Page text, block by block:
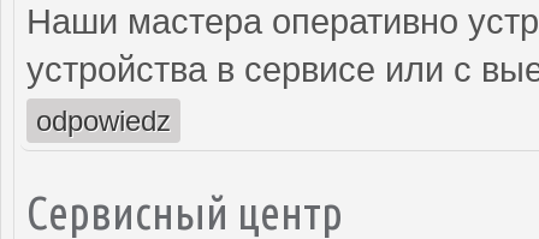
Наши мастера оперативно
устройства в сервисе или с
odpowiedz
Сервисный центр